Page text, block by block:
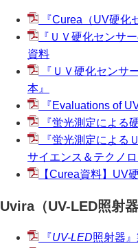
『Curea（UV硬化
『ＵＶ硬化センサ
資料
『ＵＶ硬化センサ
本』
『Evaluations of
『蛍光測定による
『蛍光測定による
サイエンス＆テクノ
【Curea資料】UV
Uvira（UV-LED照射器
『UV-LED照射器